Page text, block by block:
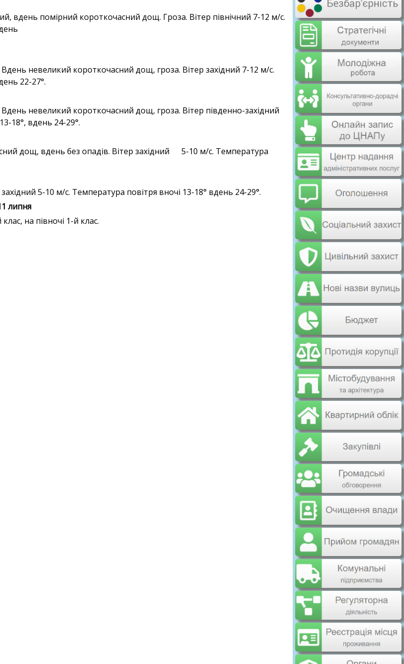
вдень помірний короткочасний дощ. Гроза. Вітер північний 7-12 м/с.
Вдень невеликий короткочасний дощ, гроза. Вітер західний 7-12 м/с.
22-27°.
Вдень невеликий короткочасний дощ, гроза. Вітер південно-західний
18°, вдень 24-29°.
дощ, вдень без опадів. Вітер західний 5-10 м/с. Температура
5-10 м/с. Температура повітря вночі 13-18° вдень 24-29°.
липня
на півночі 1-й клас.